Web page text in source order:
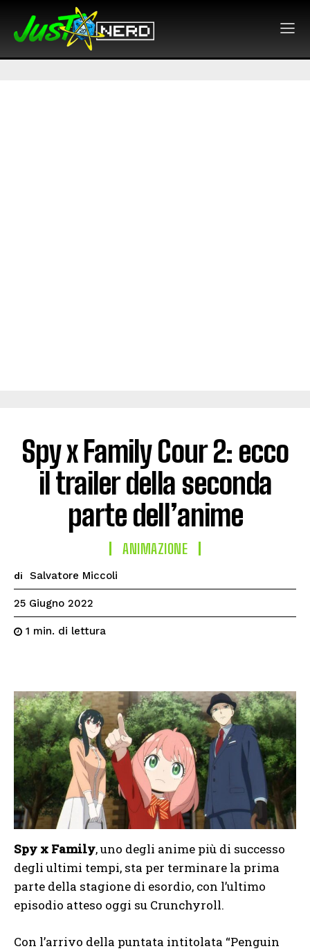
Spy x Family Cour 2: ecco
il trailer della seconda
parte dell’anime
ANIMAZIONE
di Salvatore Miccoli
25 Giugno 2022
1 min. di lettura
Spy x Family, uno degli anime più di successo
degli ultimi tempi, sta per terminare la prima
parte della stagione di esordio, con l’ultimo
episodio atteso oggi su Crunchyroll.
Con l’arrivo della puntata intitolata “Penguin